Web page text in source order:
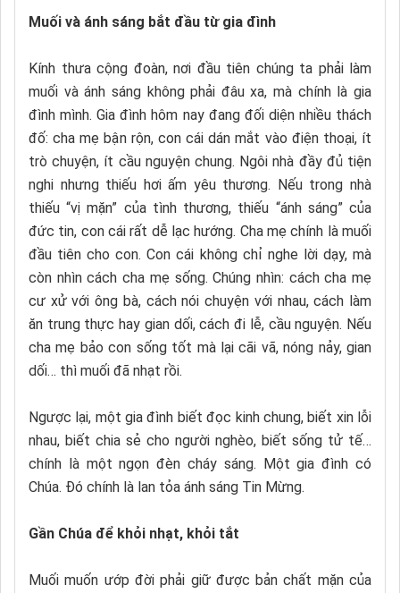
Muối và ánh sáng bắt đầu từ gia đình
Kính thưa cộng đoàn, nơi đầu tiên chúng ta phải làm
muối và ánh sáng không phải đâu xa, mà chính là gia
đình mình. Gia đình hôm nay đang đối diện nhiều thách
đố: cha mẹ bận rộn, con cái dán mắt vào điện thoại, ít
trò chuyện, ít cầu nguyện chung. Ngôi nhà đầy đủ tiện
nghi nhưng thiếu hơi ấm yêu thương. Nếu trong nhà
thiếu “vị mặn” của tình thương, thiếu “ánh sáng” của
đức tin, con cái rất dễ lạc hướng. Cha mẹ chính là muối
đầu tiên cho con. Con cái không chỉ nghe lời dạy, mà
còn nhìn cách cha mẹ sống. Chúng nhìn: cách cha mẹ
cư xử với ông bà, cách nói chuyện với nhau, cách làm
ăn trung thực hay gian dối, cách đi lễ, cầu nguyện. Nếu
cha mẹ bảo con sống tốt mà lại cãi vã, nóng nảy, gian
dối… thì muối đã nhạt rồi.
Ngược lại, một gia đình biết đọc kinh chung, biết xin lỗi
nhau, biết chia sẻ cho người nghèo, biết sống tử tế…
chính là một ngọn đèn cháy sáng. Một gia đình có
Chúa. Đó chính là lan tỏa ánh sáng Tin Mừng.
Gần Chúa để khỏi nhạt, khỏi tắt
Muối muốn ướp đời phải giữ được bản chất mặn của